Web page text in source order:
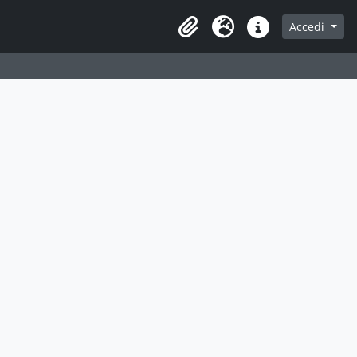
Area di lavoro
Lingua Collegamenti veloci
Accedi